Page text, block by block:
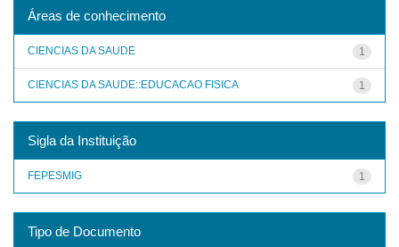
Áreas de conhecimento
1
CIENCIAS DA SAUDE
1
CIENCIAS DA SAUDE::EDUCACAO FISICA
Sigla da Instituição
1
FEPESMIG
Tipo de Documento